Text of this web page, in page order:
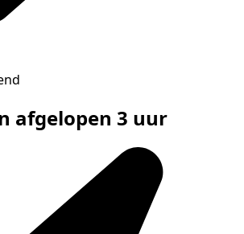
afgelopen 3 uur